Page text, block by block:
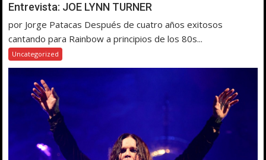
Entrevista: JOE LYNN TURNER
por Jorge Patacas Después de cuatro años exitosos
cantando para Rainbow a principios de los 80s...
Uncategorized